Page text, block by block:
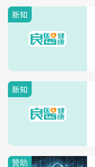
新知
新知